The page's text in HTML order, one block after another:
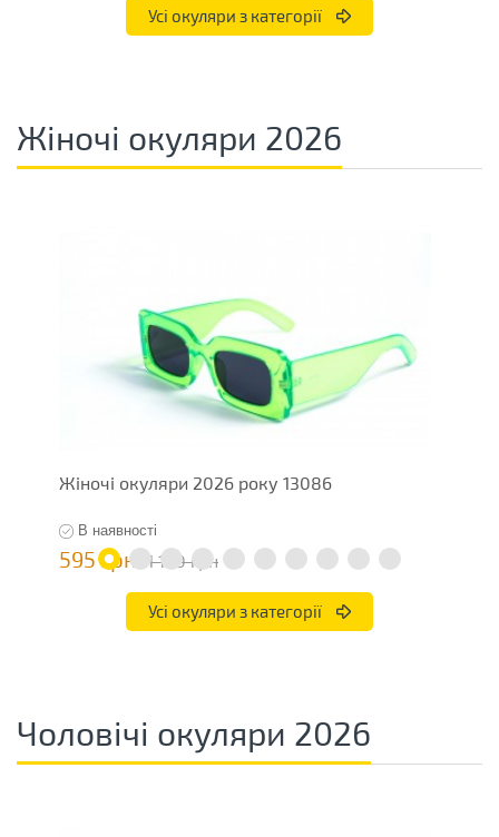
Усі окуляри з категорії
Жіночі окуляри 2026
Жіночі окуляри 2026 року 13086
В наявності
595 грн 1 190 грн
Усі окуляри з категорії
Чоловічі окуляри 2026